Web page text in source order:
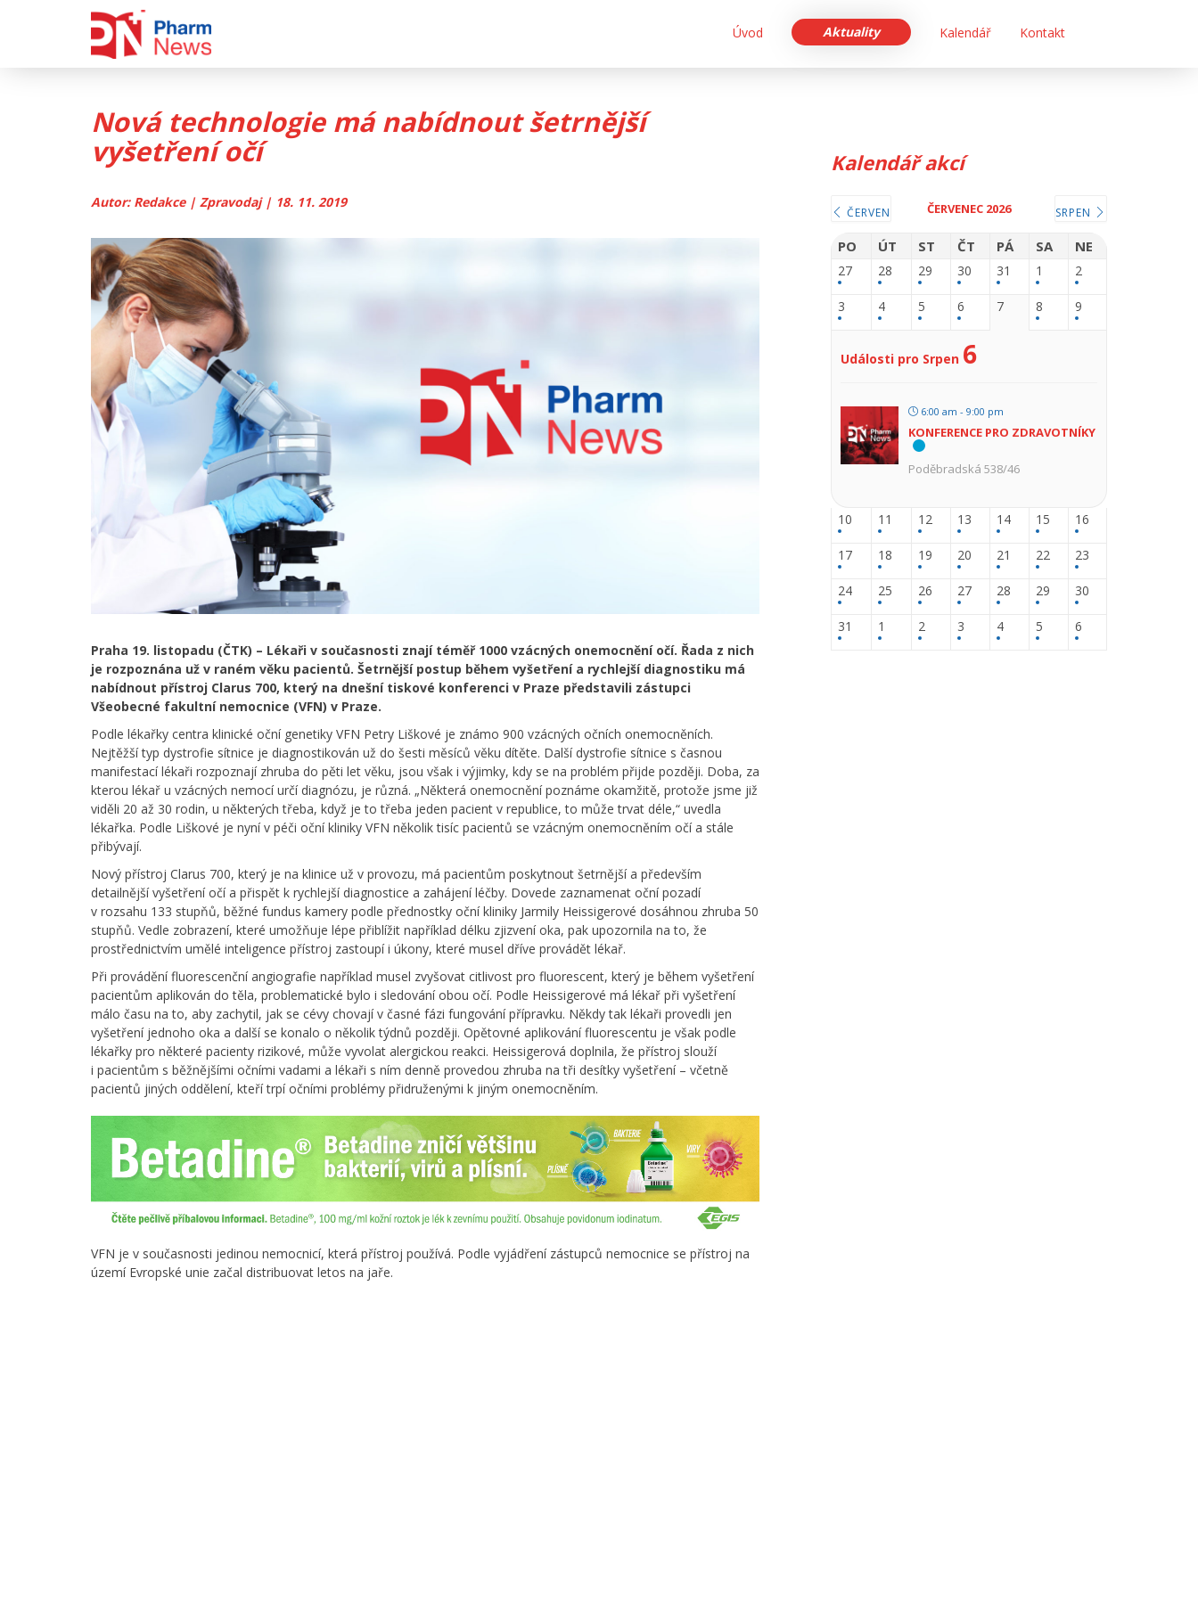
Úvod Aktuality Kalendář Kontakt
Nová technologie má nabídnout šetrnější
vyšetření očí
Autor: Redakce | Zpravodaj | 18. 11. 2019
Praha 19. listopadu (ČTK) – Lékaři v současnosti znají téměř 1000 vzácných onemocnění očí. Řada z nich
je rozpoznána už v raném věku pacientů. Šetrnější postup během vyšetření a rychlejší diagnostiku má
nabídnout přístroj Clarus 700, který na dnešní tiskové konferenci v Praze představili zástupci
Všeobecné fakultní nemocnice (VFN) v Praze.
Podle lékařky centra klinické oční genetiky VFN Petry Liškové je známo 900 vzácných očních onemocněních.
Nejtěžší typ dystrofie sítnice je diagnostikován už do šesti měsíců věku dítěte. Další dystrofie sítnice s časnou
manifestací lékaři rozpoznají zhruba do pěti let věku, jsou však i výjimky, kdy se na problém přijde později. Doba, za
kterou lékař u vzácných nemocí určí diagnózu, je různá. „Některá onemocnění poznáme okamžitě, protože jsme již
viděli 20 až 30 rodin, u některých třeba, když je to třeba jeden pacient v republice, to může trvat déle,“ uvedla
lékařka. Podle Liškové je nyní v péči oční kliniky VFN několik tisíc pacientů se vzácným onemocněním očí a stále
přibývají.
Nový přístroj Clarus 700, který je na klinice už v provozu, má pacientům poskytnout šetrnější a především
detailnější vyšetření očí a přispět k rychlejší diagnostice a zahájení léčby. Dovede zaznamenat oční pozadí
v rozsahu 133 stupňů, běžné fundus kamery podle přednostky oční kliniky Jarmily Heissigerové dosáhnou zhruba 50
stupňů. Vedle zobrazení, které umožňuje lépe přiblížit například délku zjizvení oka, pak upozornila na to, že
prostřednictvím umělé inteligence přístroj zastoupí i úkony, které musel dříve provádět lékař.
Při provádění fluorescenční angiografie například musel zvyšovat citlivost pro fluorescent, který je během vyšetření
pacientům aplikován do těla, problematické bylo i sledování obou očí. Podle Heissigerové má lékař při vyšetření
málo času na to, aby zachytil, jak se cévy chovají v časné fázi fungování přípravku. Někdy tak lékaři provedli jen
vyšetření jednoho oka a další se konalo o několik týdnů později. Opětovné aplikování fluorescentu je však podle
lékařky pro některé pacienty rizikové, může vyvolat alergickou reakci. Heissigerová doplnila, že přístroj slouží
i pacientům s běžnějšími očními vadami a lékaři s ním denně provedou zhruba na tři desítky vyšetření – včetně
pacientů jiných oddělení, kteří trpí očními problémy přidruženými k jiným onemocněním.
VFN je v současnosti jedinou nemocnicí, která přístroj používá. Podle vyjádření zástupců nemocnice se přístroj na
území Evropské unie začal distribuovat letos na jaře.
Kalendář akcí
ČERVEN ČERVENEC 2026 SRPEN
PO ÚT ST ČT PÁ SA NE
27 28 29 30 31 1 2
3 4 5 6 7 8 9
Události pro Srpen 6
6:00 am - 9:00 pm
KONFERENCE PRO ZDRAVOTNÍKY
Poděbradská 538/46
10 11 12 13 14 15 16
17 18 19 20 21 22 23
24 25 26 27 28 29 30
31 1 2 3 4 5 6